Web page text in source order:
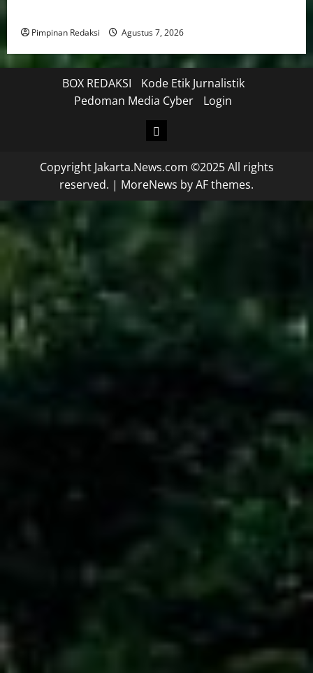
Pimpinan Redaksi Agustus 7, 2026
BOX REDAKSI
Kode Etik Jurnalistik
Pedoman Media Cyber
Login
Copyright Jakarta.News.com ©2025 All rights
reserved. | MoreNews by AF themes.